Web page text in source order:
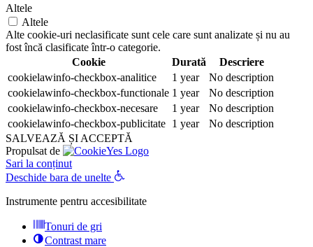
Altele
Altele
Alte cookie-uri neclasificate sunt cele care sunt analizate și nu au
fost încă clasificate într-o categorie.
Cookie
Durată
Descriere
cookielawinfo-checkbox-analitice
1 year
No description
cookielawinfo-checkbox-functionale 1 year
No description
cookielawinfo-checkbox-necesare
1 year
No description
cookielawinfo-checkbox-publicitate 1 year
No description
SALVEAZĂ ȘI ACCEPTĂ
Propulsat de
Sari la conținut
Deschide bara de unelte
Instrumente pentru accesibilitate
Tonuri de gri
Contrast mare